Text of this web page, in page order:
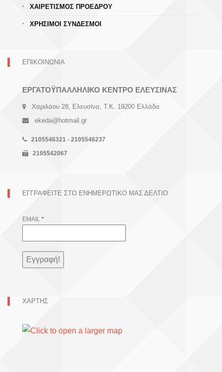
ΧΑΙΡΕΤΙΣΜΟΣ ΠΡΟΕΔΡΟΥ
ΧΡΗΣΙΜΟΙ ΣΥΝΔΕΣΜΟΙ
ΕΠΙΚΟΙΝΩΝΙΑ
ΕΡΓΑΤΟΫΠΑΛΛΗΛΙΚΟ ΚΕΝΤΡΟ ΕΛΕΥΣΙΝΑΣ
Χαριλάου 28, Ελευσίνα, Τ.Κ. 19200 Ελλάδα
ekeda@hotmail.gr
2105546321 - 2105546237
2105542067
ΕΓΓΡΑΦΕΊΤΕ ΣΤΟ ΕΝΗΜΕΡΩΤΙΚΌ ΜΑΣ ΔΕΛΤΊΟ
EMAIL *
ΧΑΡΤΗΣ